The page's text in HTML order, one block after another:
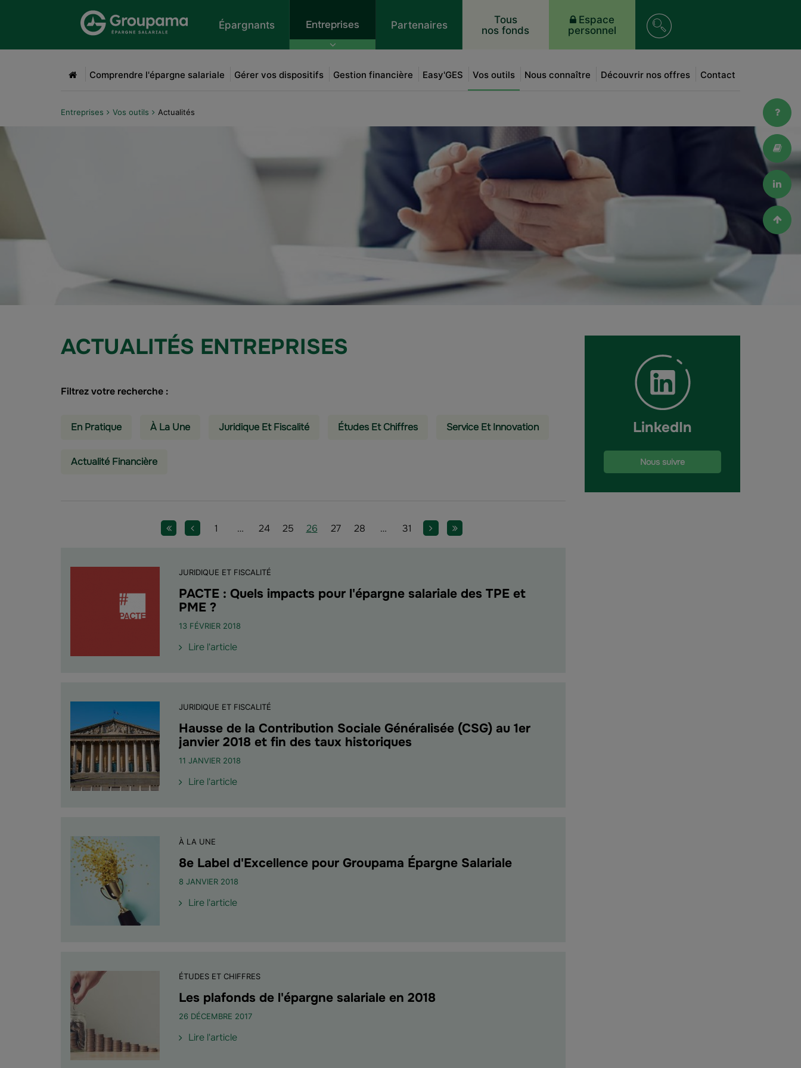
Aller au menu Aller à la recherche
Épargnants Entreprises
Accueil
Comprendre l'épargne salariale Gérer vos dispositifs Gestion financière Easy'GES Vos outils Nous connaître Découvrir nos offres Contact
Partenaires
Tous
nos fonds
Espace
personnel
sur
le
Entreprises Vos outils Actualités
ACTUALITÉS ENTREPRISES
Filtrez votre recherche :
En Pratique À La Une Juridique Et Fiscalité Études Et Chiffres Service Et Innovation
Actualité Financière
Première page
Page précédente
Page
1 Page
… Page
24 Page
25 Page
26 Page
27 Page
28 Page
… Page
31 Page suivante
Dernière page
JURIDIQUE ET FISCALITÉ
PACTE : Quels impacts pour l'épargne salariale des TPE et
PME ?
13 FÉVRIER 2018
Lire l'articlede
impacts
pour
l'épargne
des
JURIDIQUE ET FISCALITÉ
Hausse de la Contribution Sociale Généralisée (CSG) au 1er
janvier 2018 et fin des taux historiques
11 JANVIER 2018
Lire l'articlede
Sociale
(CSG)
des
taux
historiques"
À LA UNE
8e Label d'Excellence pour Groupama Épargne Salariale
8 JANVIER 2018
Lire l'articlede
Groupama
Épargne
ÉTUDES ET CHIFFRES
Les plafonds de l'épargne salariale en 2018
26 DÉCEMBRE 2017
Lire l'articlede
LinkedIn
Nous suivre
FAQ